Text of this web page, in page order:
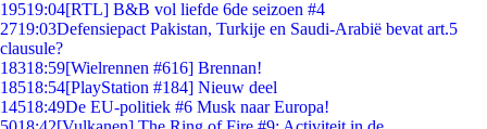
19519:04[RTL] B&B vol liefde 6de seizoen #4
2719:03Defensiepact Pakistan, Turkije en Saudi-Arabië bevat art.5
clausule?
18318:59[Wielrennen #616] Brennan!
18518:54[PlayStation #184] Nieuw deel
14518:49De EU-politiek #6 Musk naar Europa!